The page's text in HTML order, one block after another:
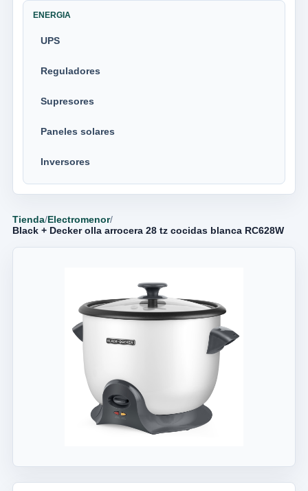
ENERGIA
UPS
Reguladores
Supresores
Paneles solares
Inversores
Tienda/Electromenor/
Black + Decker olla arrocera 28 tz cocidas blanca RC628W